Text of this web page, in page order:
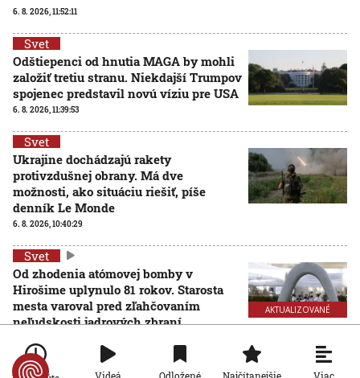
6. 8. 2026, 11:52:11
Svet
Odštiepenci od hnutia MAGA by mohli
založiť tretiu stranu. Niekdajší Trumpov
spojenec predstavil novú víziu pre USA
6. 8. 2026, 11:39:53
Svet
Ukrajine dochádzajú rakety
protivzdušnej obrany. Má dve
možnosti, ako situáciu riešiť, píše
denník Le Monde
6. 8. 2026, 10:40:29
AKTUALIZOVANÉ
Svet
Od zhodenia atómovej bomby v
Hirošime uplynulo 81 rokov. Starosta
mesta varoval pred zľahčovaním
neľudskosti jadrových zbraní
Viac